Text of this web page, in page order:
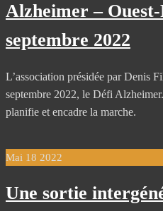
Alzheimer –
septembre 2022
L’association présidée par Denis
septembre 2022, le Défi
planifie et encadre la marche.
Mai 18 2022
Une sortie